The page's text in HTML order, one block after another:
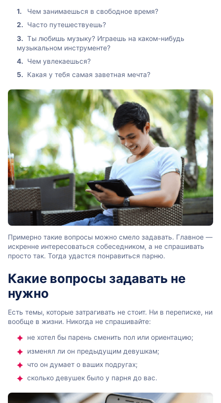
Чем занимаешься в свободное время?
Часто путешествуешь?
Ты любишь музыку? Играешь на каком-нибудь
музыкальном инструменте?
Чем увлекаешься?
Какая у тебя самая заветная мечта?
Примерно такие вопросы можно смело задавать. Главное —
искренне интересоваться собеседником, а не спрашивать
просто так. Тогда удастся понравиться парню.
Какие вопросы задавать не
нужно
Есть темы, которые затрагивать не стоит. Ни в переписке, ни
вообще в жизни. Никогда не спрашивайте:
не хотел бы парень сменить пол или ориентацию;
изменял ли он предыдущим девушкам;
что он думает о ваших подругах;
сколько девушек было у парня до вас.